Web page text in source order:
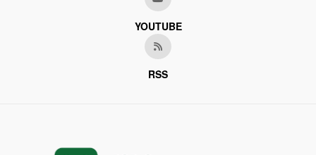
YOUTUBE
RSS